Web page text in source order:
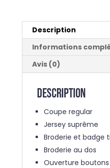
Description
Informations
Avis (0)
Description
Coupe regular
Jersey suprême
Broderie et
Broderie au dos
Ouverture boutons